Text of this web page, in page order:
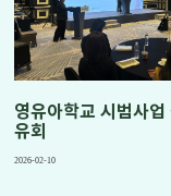
영유아학교 시범사업
유회
2026-02-10